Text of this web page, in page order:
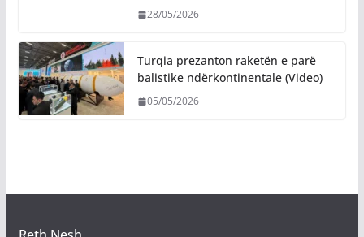
28/05/2026
Turqia prezanton raketën e parë
balistike ndërkontinentale (Video)
05/05/2026